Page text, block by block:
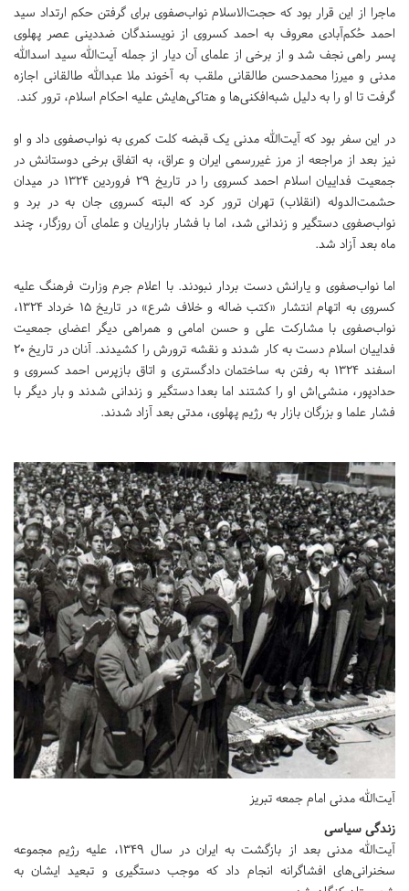
ماجرا از این قرار بود که حجت‌الاسلام نواب‌صفوی برای گرفتن حکم ارتداد سید
احمد حُکم‌آبادی معروف به احمد کسروی از نویسندگان ضددینی عصر پهلوی
پسر راهی نجف شد و از برخی از علمای آن دیار از جمله آیت‌الله سید اسدالله
مدنی و میرزا محمدحسن طالقانی ملقب به آخوند ملا عبدالله طالقانی اجازه
گرفت تا او را به دلیل شبه‌افکنی‌ها و هتاکی‌هایش علیه احکام اسلام، ترور کند.
در این سفر بود که آیت‌الله مدنی یک قبضه کلت کمری به نواب‌صفوی داد و او
نیز بعد از مراجعه از مرز غیررسمی ایران و عراق، به اتفاق برخی دوستانش در
جمعیت فداییان اسلام احمد کسروی را در تاریخ ۲۹ فروردین ۱۳۲۴ در میدان
حشمت‌الدوله (انقلاب) تهران ترور کرد که البته کسروی جان به در برد و
نواب‌صفوی دستگیر و زندانی شد، اما با فشار بازاریان و علمای آن روزگار، چند
ماه بعد آزاد شد.
اما نواب‌صفوی و یارانش دست بردار نبودند. با اعلام جرم وزارت فرهنگ علیه
کسروی به اتهام انتشار «کتب ضاله و خلاف شرع» در تاریخ ۱۵ خرداد ۱۳۲۴،
نواب‌صفوی با مشارکت علی و حسن امامی و همراهی دیگر اعضای جمعیت
فداییان اسلام دست به کار شدند و نقشه ترورش را کشیدند. آنان در تاریخ ۲۰
اسفند ۱۳۲۴ به رفتن به ساختمان دادگستری و اتاق بازپرس احمد کسروی و
حدادپور، منشی‌اش او را کشتند اما بعدا دستگیر و زندانی شدند و بار دیگر با
فشار علما و بزرگان بازار به رژیم پهلوی، مدتی بعد آزاد شدند.
آیت‌الله مدنی امام جمعه تبریز
زندگی سیاسی
آیت‌الله مدنی بعد از بازگشت به ایران در سال ۱۳۴۹، علیه رژیم مجموعه
سخنرانی‌های افشاگرانه انجام داد که موجب دستگیری و تبعید ایشان به